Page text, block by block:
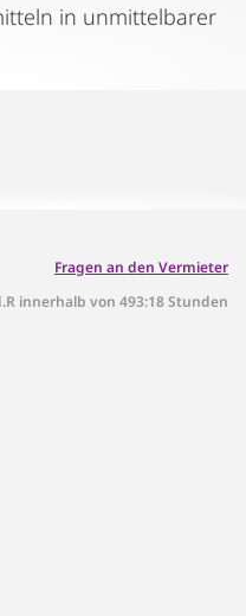
in unmittelbarer
Fragen an den Vermieter
innerhalb von 493:18 Stunden